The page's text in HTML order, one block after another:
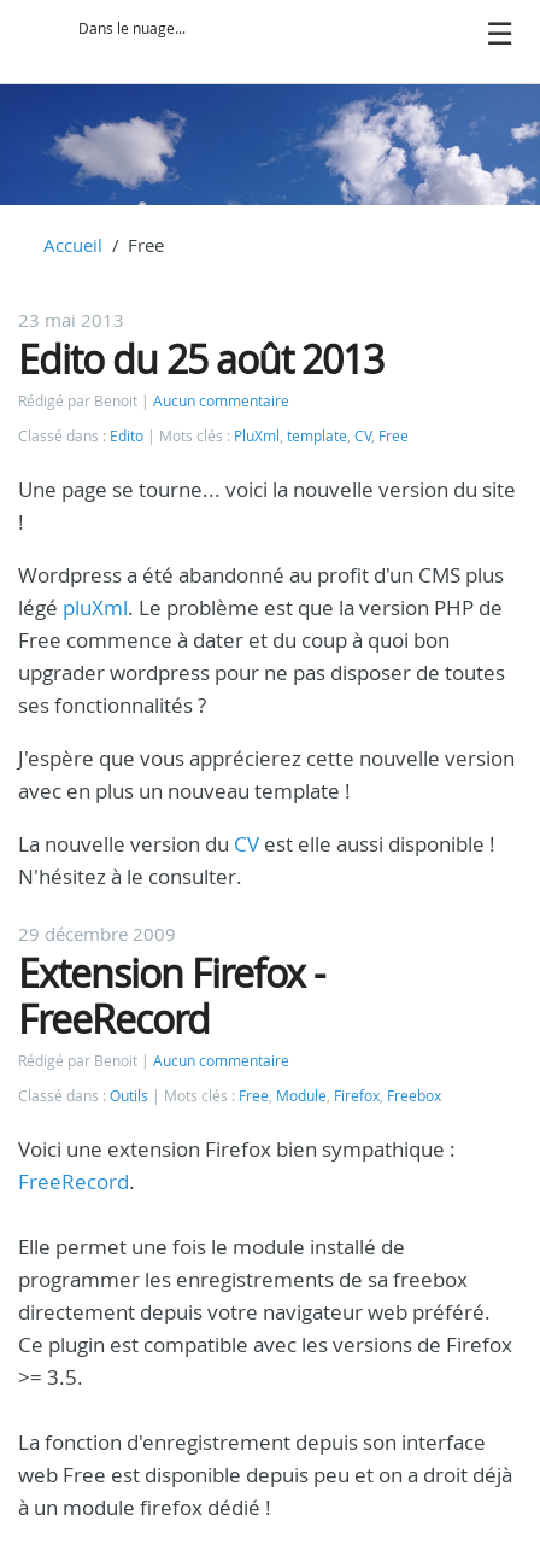
Dans le nuage...
Accueil Free
23 mai 2013
Edito du 25 août 2013
Rédigé par Benoit
Aucun commentaire
Classé dans : Edito Mots clés : PluXml template CV, Free
Une page se tourne... voici la nouvelle version du site
!
Wordpress a été abandonné au profit d'un CMS plus
légé pluXml. Le problème est que la version PHP de
Free commence à dater et du coup à quoi bon
upgrader wordpress pour ne pas disposer de toutes
ses fonctionnalités ?
J'espère que vous apprécierez cette nouvelle version
avec en plus un nouveau template !
La nouvelle version du CV est elle aussi disponible !
N'hésitez à le consulter.
29 décembre 2009
Extension Firefox -
FreeRecord
Rédigé par Benoit
Aucun commentaire
Classé dans : Outils Mots clés : Free Module Firefox Freebox
Voici une extension Firefox bien sympathique :
FreeRecord.
Elle permet une fois le module installé de
programmer les enregistrements de sa freebox
directement depuis votre navigateur web préféré.
Ce plugin est compatible avec les versions de Firefox
>= 3.5.
La fonction d'enregistrement depuis son interface
web Free est disponible depuis peu et on a droit déjà
à un module firefox dédié !